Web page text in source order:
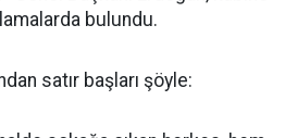
bulundu.
satır başları şöyle: